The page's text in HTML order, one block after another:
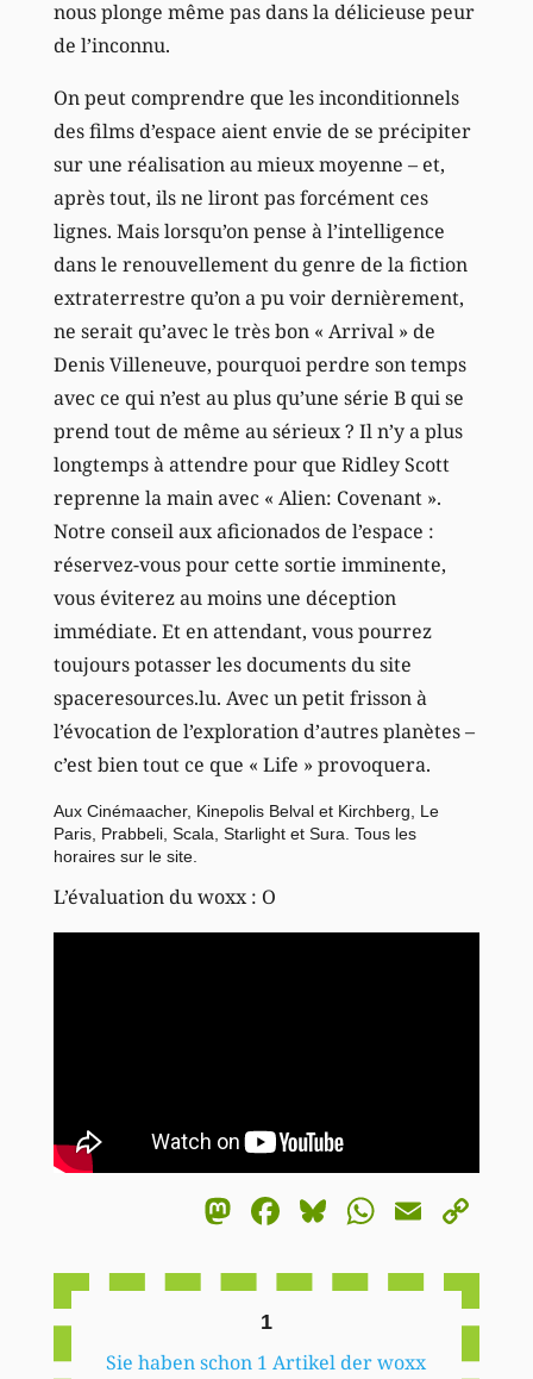
nous plonge même pas dans la délicieuse peur
de l’inconnu.
On peut comprendre que les inconditionnels
des films d’espace aient envie de se précipiter
sur une réalisation au mieux moyenne – et,
après tout, ils ne liront pas forcément ces
lignes. Mais lorsqu’on pense à l’intelligence
dans le renouvellement du genre de la fiction
extraterrestre qu’on a pu voir dernièrement,
ne serait qu’avec le très bon « Arrival » de
Denis Villeneuve, pourquoi perdre son temps
avec ce qui n’est au plus qu’une série B qui se
prend tout de même au sérieux ? Il n’y a plus
longtemps à attendre pour que Ridley Scott
reprenne la main avec « Alien: Covenant ».
Notre conseil aux aficionados de l’espace :
réservez-vous pour cette sortie imminente,
vous éviterez au moins une déception
immédiate. Et en attendant, vous pourrez
toujours potasser les documents du site
spaceresources.lu. Avec un petit frisson à
l’évocation de l’exploration d’autres planètes –
c’est bien tout ce que « Life » provoquera.
Aux Cinémaacher, Kinepolis Belval et Kirchberg, Le
Paris, Prabbeli, Scala, Starlight et Sura. Tous les
horaires sur le site.
L’évaluation du woxx : O
Mastodon
Facebook
BlueskyEmail
1
Sie haben schon 1 Artikel der woxx